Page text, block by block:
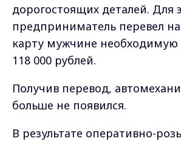
дорогостоящих деталей. Для
предприниматель перевел
карту мужчине необходимую
118 000 рублей.
Получив перевод,
больше не появился.
В результате оперативно-